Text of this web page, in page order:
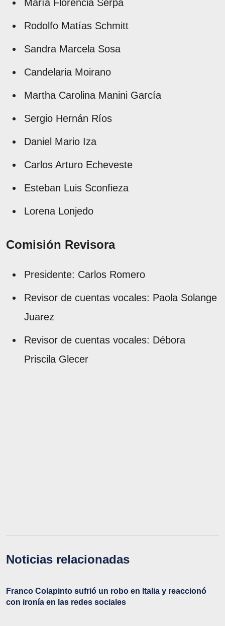
María Florencia Serpa
Rodolfo Matías Schmitt
Sandra Marcela Sosa
Candelaria Moirano
Martha Carolina Manini García
Sergio Hernán Ríos
Daniel Mario Iza
Carlos Arturo Echeveste
Esteban Luis Sconfieza
Lorena Lonjedo
Comisión Revisora
Presidente: Carlos Romero
Revisor de cuentas vocales: Paola Solange
Juarez
Revisor de cuentas vocales: Débora
Priscila Glecer
Noticias relacionadas
Franco Colapinto sufrió un robo en Italia y reaccionó
con ironía en las redes sociales